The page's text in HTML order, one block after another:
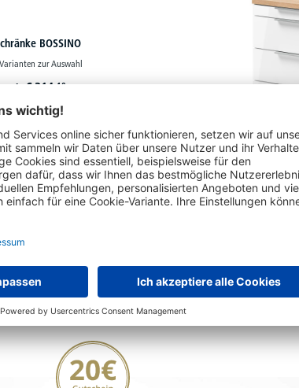
BOSSINO
zur Auswahl
ab € 314, 10
mit Bodenausgleichsschrauben
20€ Gutschein sichern